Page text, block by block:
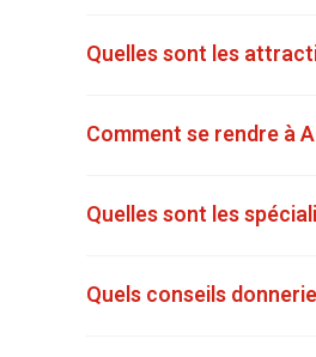
Quelles sont les
Comment se rendre à
Quelles sont les
Quels conseils